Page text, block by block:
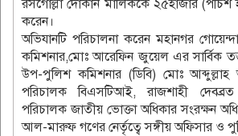
রসগোল্লা দোকান মালিককে ২৫হাজার (পঁচিশ
করেন।
অভিযানটি পরিচালনা করেন মহানগর
কমিশনার,মোঃ আরেফিন জুয়েল এর সার্বিক
উপ-পুলিশ কমিশনার (ডিবি) মোঃ
পরিচালক বিএসটিআই, রাজশাহী
পরিচালক জাতীয় ভোক্তা অধিকার সংরক্ষন
আল-মারুফ গণের নের্তৃত্বে সঙ্গীয় অফিসার ও